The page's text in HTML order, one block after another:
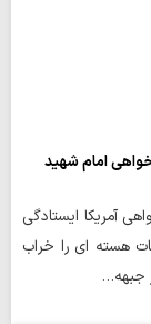
امام شهید
آمریکا ایستادگی
هسته ای را خراب
جبهه…